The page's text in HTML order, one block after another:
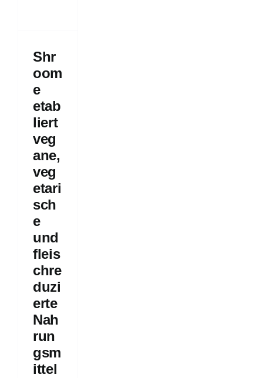
Shr
oom
e
etab
liert
veg
ane,
veg
etari
sch
e
und
fleis
chre
duzi
erte
Nah
run
gsm
ittel